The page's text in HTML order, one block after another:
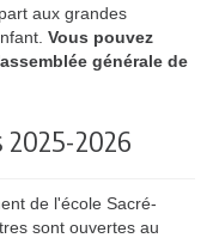
aux grandes
Vous pouvez
générale de
2025-2026
de l'école Sacré-
sont ouvertes au